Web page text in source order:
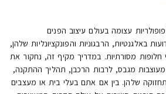
עצומה בעולם עיצוב הפנים
באלגנטיות, הרבגוניות והפונקציונליות שלהן,
חלופות מסורתיות. במדריך מקיף זה, נחקור את
מגבס, לרבות הרכבן, תהליך ההתקנה,
שלהן. בין אם אתם בעלי בית או מעצבים